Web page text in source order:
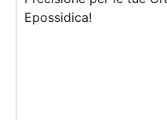
satinata con Olio Cera